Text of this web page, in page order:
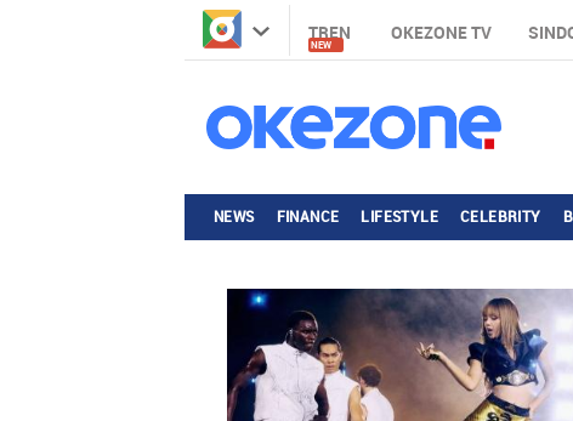
TREN
NEW
OKEZONE TV
NEWS FINANCE LIFESTYLE CELEBRITY